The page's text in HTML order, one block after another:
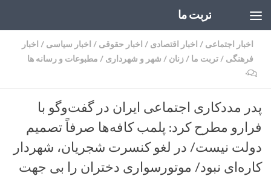
تربت ما
اخبار اجتماعی / اخبار اقتصادی / اخبار حقوقی / اخبار سیاسی / اخبار
فرهنگی /تربت ما /زنان / شهر و شهرداری / مطبوعات و رسانه ها
۰
پدر مددکاری اجتماعی ایران در گفت‌وگو با
فرارو مطرح کرد: پلمب کافه‌ها صرفاً تصمیم
دولت نیست/ در لغو کنسرت شجریان، شهردار
کاره‌ای نبود/ موتورسواری دختران را بی جهت